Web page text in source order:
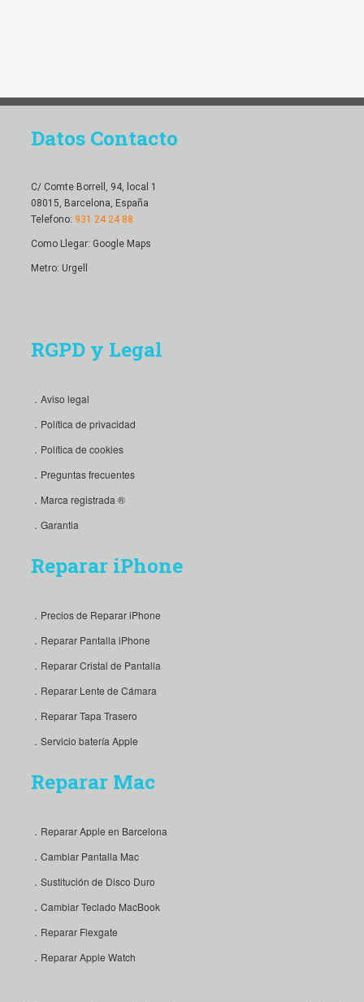
Datos Contacto
C/ Comte Borrell, 94, local 1
08015, Barcelona, España
Telefono: 931 24 24 88
Como Llegar: Google Maps
Metro: Urgell
RGPD y Legal
．Aviso legal
．Política de privacidad
．Política de cookies
．Preguntas frecuentes
．Marca registrada ®
．Garantia
Reparar iPhone
．Precios de Reparar iPhone
．Reparar Pantalla iPhone
．Reparar Cristal de Pantalla
．Reparar Lente de Cámara
．Reparar Tapa Trasero
．Servicio batería Apple
Reparar Mac
．Reparar Apple en Barcelona
．Cambiar Pantalla Mac
．Sustitución de Disco Duro
．Cambiar Teclado MacBook
．Reparar Flexgate
．Reparar Apple Watch